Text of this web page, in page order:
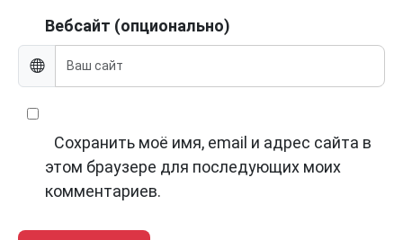
Вебсайт (опционально)
Сохранить моё имя, email и адрес сайта в
этом браузере для последующих моих
комментариев.